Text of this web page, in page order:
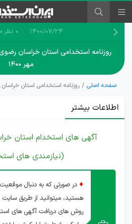
۱۴۰۰/۰۷/۲۴ 0 نظر
مهر ۱۴۰۰
صفحه اصلی روزنامه استخدامی استان خراسان
اطلاعات بیشتر
آگهی های استخدام استان
(نیازمندی های
♦ در صورتی که به دنبال
هستید، میتوانید از طریق سایت
روش های دریافت آگهی های